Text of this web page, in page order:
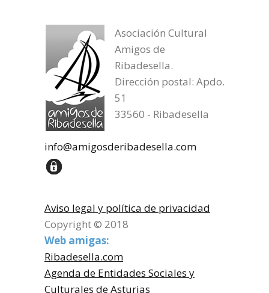
Asociación Cultural
Amigos de
Ribadesella.
Dirección postal: Apdo.
51
33560 - Ribadesella
info@amigosderibadesella.com
Aviso legal y política de privacidad
Copyright © 2018
Web amigas:
Ribadesella.com
Agenda de Entidades Sociales y
Culturales de Asturias